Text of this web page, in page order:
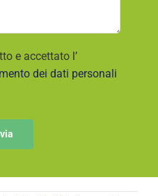
e accettato l’
dei dati personali